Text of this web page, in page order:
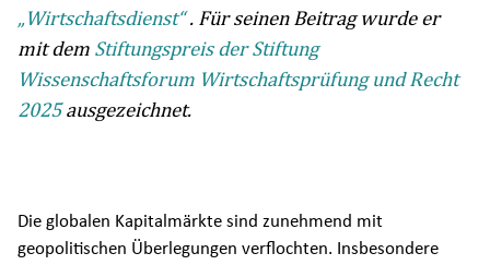
„Wirtschaftsdienst“. Für seinen Beitrag wurde er
mit dem Stiftungspreis der Stiftung
Wissenschaftsforum Wirtschaftsprüfung und Recht
2025ausgezeichnet.
Die globalen Kapitalmärkte sind zunehmend mit
geopolitischen Überlegungen verflochten. Insbesondere